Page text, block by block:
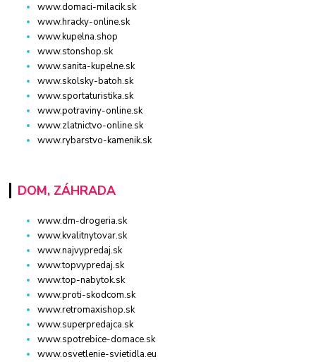
www.domaci-milacik.sk
www.hracky-online.sk
www.kupelna.shop
www.stonshop.sk
www.sanita-kupelne.sk
www.skolsky-batoh.sk
www.sportaturistika.sk
www.potraviny-online.sk
www.zlatnictvo-online.sk
www.rybarstvo-kamenik.sk
DOM, ZÁHRADA
www.dm-drogeria.sk
www.kvalitnytovar.sk
www.najvypredaj.sk
www.topvypredaj.sk
www.top-nabytok.sk
www.proti-skodcom.sk
www.retromaxishop.sk
www.superpredajca.sk
www.spotrebice-domace.sk
www.osvetlenie-svietidla.eu